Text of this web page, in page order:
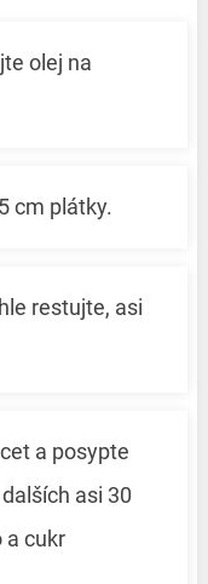
olej na
cm plátky.
restujte, asi
a posypte
asi 30
a cukr